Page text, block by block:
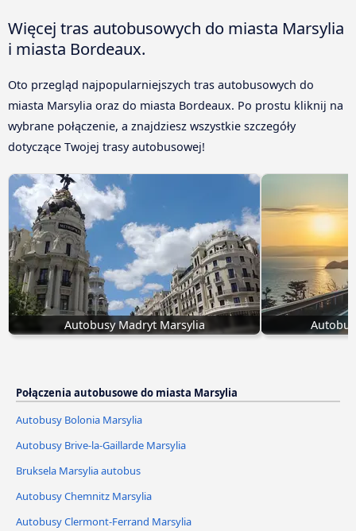
Więcej tras autobusowych do miasta Marsylia
i miasta Bordeaux.
Oto przegląd najpopularniejszych tras autobusowych do
miasta Marsylia oraz do miasta Bordeaux. Po prostu kliknij na
wybrane połączenie, a znajdziesz wszystkie szczegóły
dotyczące Twojej trasy autobusowej!
Autobusy Madryt Marsylia
Połączenia autobusowe do miasta Marsylia
Autobusy Bolonia Marsylia
Autobusy Brive-la-Gaillarde Marsylia
Bruksela Marsylia autobus
Autobusy Chemnitz Marsylia
Autobusy Clermont-Ferrand Marsylia